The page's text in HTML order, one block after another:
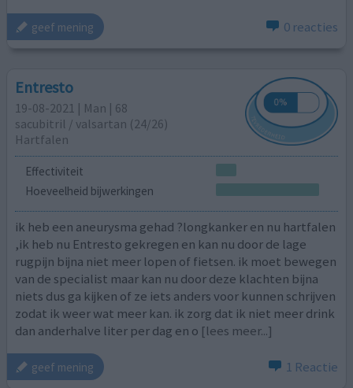
geef mening 0 reacties
Entresto
19-08-2021 | Man | 68
sacubitril / ​valsartan (24/26)
Hartfalen
Effectiviteit
Hoeveelheid bijwerkingen
ik heb een aneurysma gehad ?longkanker en nu hartfalen
,ik heb nu Entresto gekregen en kan nu door de lage
rugpijn bijna niet meer lopen of fietsen. ik moet bewegen
van de specialist maar kan nu door deze klachten bijna
niets dus ga kijken of ze iets anders voor kunnen schrijven
zodat ik weer wat meer kan. ik zorg dat ik niet meer drink
dan anderhalve liter per dag en o [lees meer...]
geef mening 1 Reactie